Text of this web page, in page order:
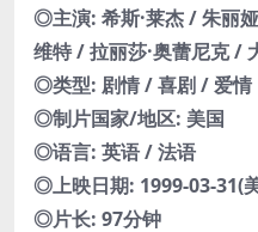
◎主演: 希斯·莱杰 / 朱丽
维特 / 拉丽莎·奥蕾尼克 /
◎类型: 剧情 / 喜剧 / 爱情
◎制片国家/地区: 美国
◎语言: 英语 / 法语
◎上映日期: 1999-03-31(
◎片长: 97分钟